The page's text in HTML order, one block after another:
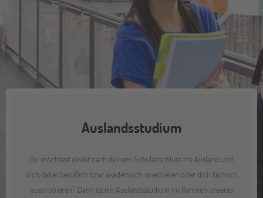
Auslandsstudium
Du möchtest direkt nach deinem Schulabschluss ins Ausland und
dich dabei beruflich bzw. akademisch orientieren oder dich fachlich
ausprobieren? Dann ist ein Auslandsstudium im Rahmen unseres